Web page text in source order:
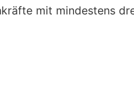
mit mindestens